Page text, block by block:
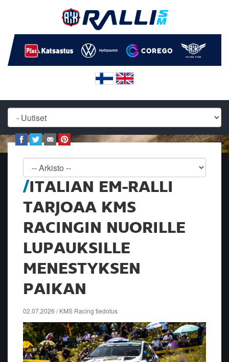
ITALIAN EM-RALLI
TARJOAA KMS
RACINGIN NUORILLE
LUPAUKSILLE
MENESTYKSEN
PAIKAN
02.07.2026 / KMS Racing tiedotus